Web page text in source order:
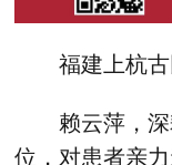
福建上杭
赖云萍，
位，对患者亲